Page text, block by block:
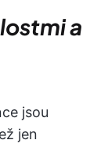
a
jsou
jen